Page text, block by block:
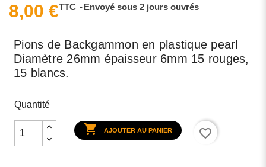
8,00 €TTC Envoyé sous 2 jours ouvrés
Pions de Backgammon en plastique pearl
Diamètre 26mm épaisseur 6mm 15 rouges,
15 blancs.
Quantité
 AJOUTER AU PANIER favorite_border